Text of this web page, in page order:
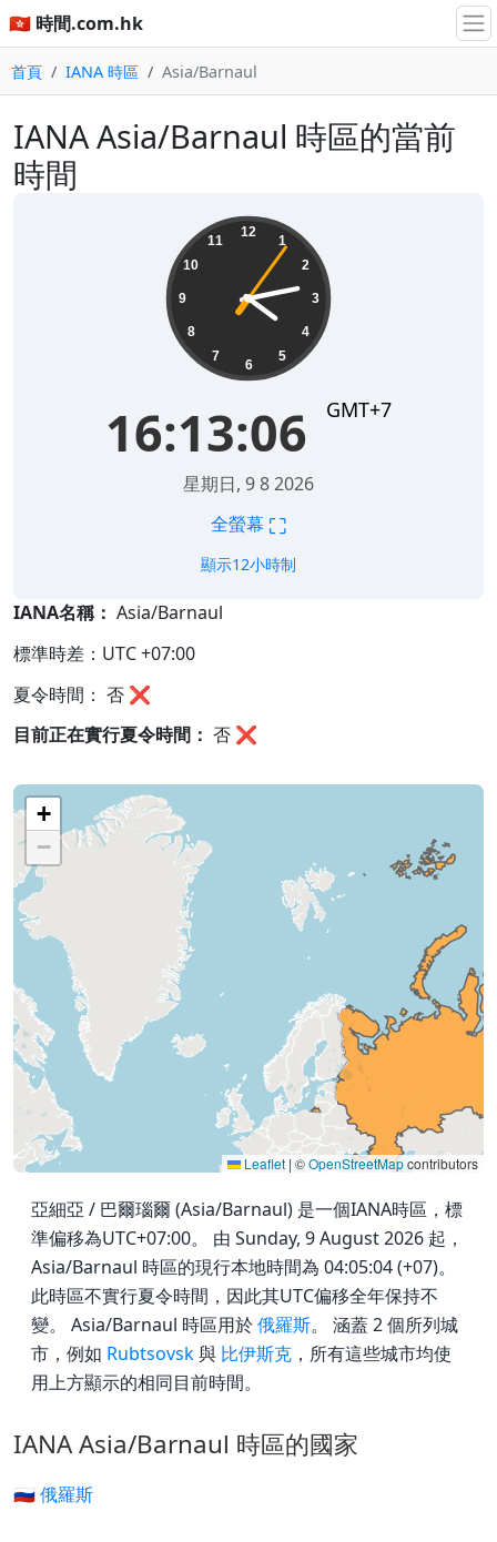
🇭🇰 時間.com.hk
首頁 IANA 時區 Asia/Barnaul
IANA Asia/Barnaul 時區的當前
時間
12
1
2
3
4
5
6
7
8
9
10
11
16:13:06 GMT+7
星期日, 9 8 2026
全螢幕 ⛶
顯示12小時制
IANA名稱： Asia/Barnaul
標準時差：UTC +07:00
夏令時間： 否 ❌
目前正在實行夏令時間： 否 ❌
+
−
Leaflet | ©OpenStreetMapcontributors
亞細亞 / 巴爾瑙爾 (Asia/Barnaul) 是一個IANA時區，標
準偏移為UTC+07:00。 由 Sunday, 9 August 2026 起，
Asia/Barnaul 時區的現行本地時間為 04:05:04 (+07)。
此時區不實行夏令時間，因此其UTC偏移全年保持不
變。 Asia/Barnaul 時區用於俄羅斯。 涵蓋 2 個所列城
市，例如 Rubtsovsk與 比伊斯克 ，所有這些城市均使
用上方顯示的相同目前時間。
IANA Asia/Barnaul 時區的國家
🇷🇺 俄羅斯